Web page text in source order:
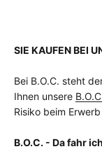
SIE KAUFEN BEI
Bei B.O.C. steht
Ihnen unsere
Risiko beim
B.O.C. - Da fahr